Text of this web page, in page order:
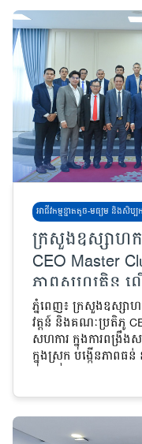
អាជីវកម្មខ្នាតតូច-មធ្យម និងសិប្ប
ក្រសួងឧស្សាហកម្
CEO Master
ភាពសហគ្រិន
បង្កើនភាពធន់
ភ្នំពេញ៖ ក្រសួងឧស្សាហក
វត្តន៍ និងគណៈប្រតិភូ
សហការ ក្នុងការពង្រឹ
ក្នុងស្រុក បង្កើនភាពធន់